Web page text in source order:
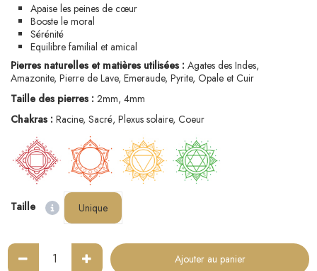
Apaise les peines de cœur
Booste le moral
Sérénité
Equilibre familial et amical
Pierres naturelles et matières utilisées : Agates des Indes,
Amazonite, Pierre de Lave, Emeraude, Pyrite, Opale et Cuir
Taille des pierres : 2mm, 4mm
Chakras : Racine, Sacré, Plexus solaire, Coeur
Taille Unique
Ajouter au panier